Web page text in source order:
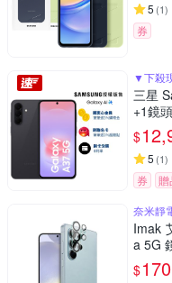
5 (1)
券
▼下殺
三星
+1鏡
$
5 (1)
券
贈
奈米靜
Imak
a 5G
$170